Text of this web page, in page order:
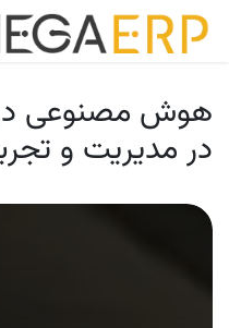
پرش به محتوا
هوش مصنوعی در
در مدیریت و